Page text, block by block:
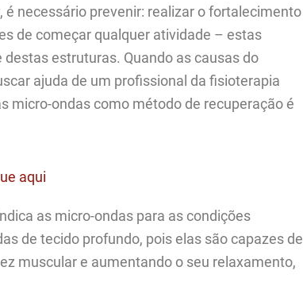
necessário prevenir: realizar o fortalecimento
de começar qualquer atividade – estas
estruturas. Quando as causas do
ajuda de um profissional da fisioterapia
micro-ondas como método de recuperação é
as micro-ondas para as condições
de tecido profundo, pois elas são capazes de
muscular e aumentando o seu relaxamento,